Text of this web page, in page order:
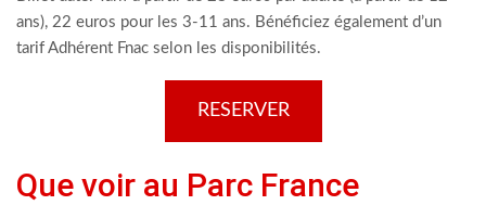
ans), 22 euros pour les 3-11 ans. Bénéficiez également d’un
tarif Adhérent Fnac selon les disponibilités.
RESERVER
Que voir au Parc France